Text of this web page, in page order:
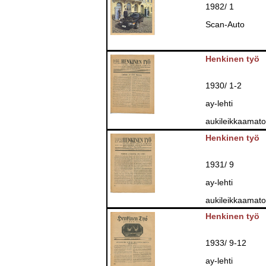
1982/ 1
Scan-Auto
Henkinen työ
1930/ 1-2
ay-lehti
Henkinen työ
1931/ 9
ay-lehti
Henkinen työ
1933/ 9-12
ay-lehti